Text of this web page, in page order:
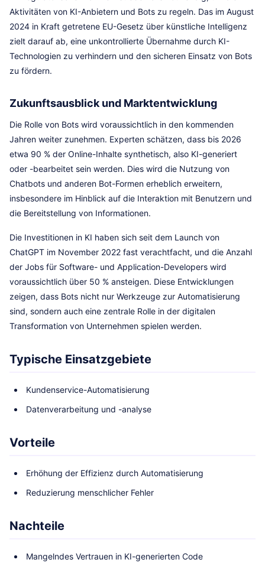
Aktivitäten von KI-Anbietern und Bots zu regeln. Das im August
2024 in Kraft getretene EU-Gesetz über künstliche Intelligenz
zielt darauf ab, eine unkontrollierte Übernahme durch KI-
Technologien zu verhindern und den sicheren Einsatz von Bots
zu fördern.
Zukunftsausblick und Marktentwicklung
Die Rolle von Bots wird voraussichtlich in den kommenden
Jahren weiter zunehmen. Experten schätzen, dass bis 2026
etwa 90 % der Online-Inhalte synthetisch, also KI-generiert
oder -bearbeitet sein werden. Dies wird die Nutzung von
Chatbots und anderen Bot-Formen erheblich erweitern,
insbesondere im Hinblick auf die Interaktion mit Benutzern und
die Bereitstellung von Informationen.
Die Investitionen in KI haben sich seit dem Launch von
ChatGPT im November 2022 fast verachtfacht, und die Anzahl
der Jobs für Software- und Application-Developers wird
voraussichtlich über 50 % ansteigen. Diese Entwicklungen
zeigen, dass Bots nicht nur Werkzeuge zur Automatisierung
sind, sondern auch eine zentrale Rolle in der digitalen
Transformation von Unternehmen spielen werden.
Typische Einsatzgebiete
Kundenservice-Automatisierung
Datenverarbeitung und -analyse
Vorteile
Erhöhung der Effizienz durch Automatisierung
Reduzierung menschlicher Fehler
Nachteile
Mangelndes Vertrauen in KI-generierten Code